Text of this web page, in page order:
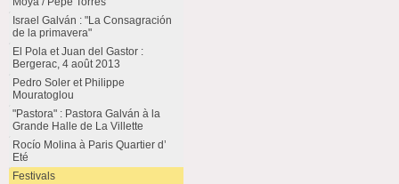
Israel Galván : "La Consagración
de la primavera"
El Pola et Juan del Gastor :
Bergerac, 4 août 2013
Pedro Soler et Philippe
Mouratoglou
"Pastora" : Pastora Galván à la
Grande Halle de La Villette
Rocío Molina à Paris Quartier d’
Eté
Festivals